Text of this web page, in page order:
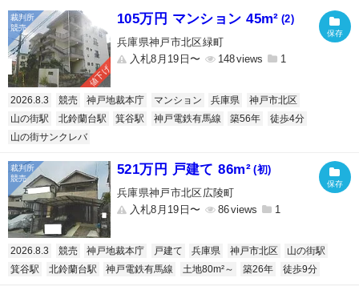
値下げ
105万円 マンション 45m² (2)
兵庫県神戸市北区緑町
入札8月19日〜
148 1
2026.8.3 競売 神戸地裁本庁 マンション 兵庫県
神戸市北区
山の街駅
北鈴蘭台駅 箕谷駅 神戸電鉄有馬線 築56年
徒歩4分
山の街サンクレバ
521万円 戸建て 86m² (初)
兵庫県神戸市北区広陵町
入札8月19日〜
86 1
2026.8.3 競売 神戸地裁本庁 戸建て 兵庫県 神戸市北区
山の街駅
箕谷駅
北鈴蘭台駅 神戸電鉄有馬線 土地80m²～ 築26年 徒歩9分